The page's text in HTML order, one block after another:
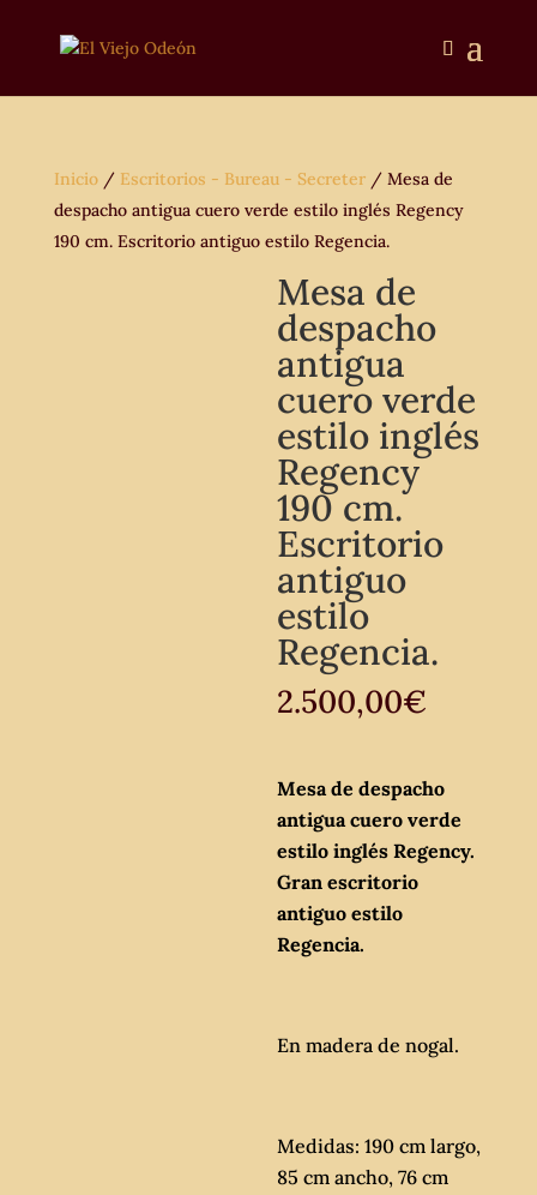
Inicio/ Escritorios - Bureau - Secreter/ Mesa de
despacho antigua cuero verde estilo inglés Regency
190 cm. Escritorio antiguo estilo Regencia.
Mesa de
despacho
antigua
cuero verde
estilo inglés
Regency
190 cm.
Escritorio
antiguo
estilo
Regencia.
2.500,00€
Mesa de despacho
antigua cuero verde
estilo inglés Regency.
Gran escritorio
antiguo estilo
Regencia.
En madera de nogal.
Medidas: 190 cm largo,
85 cm ancho, 76 cm